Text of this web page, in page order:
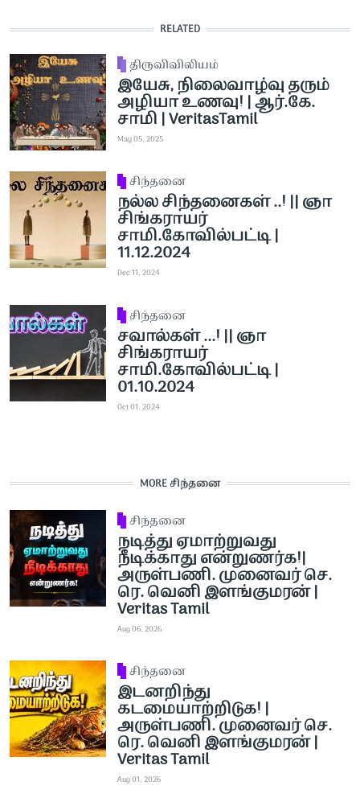
RELATED
திருவிவிலியம்
இயேசு, நிலைவாழ்வு தரும்
அழியா உணவு! | ஆர்.கே.
சாமி | VeritasTamil
May 05, 2025
சிந்தனை
நல்ல சிந்தனைகள் ..! || ஞா
சிங்கராயர்
சாமி.கோவில்பட்டி |
11.12.2024
Dec 11, 2024
சிந்தனை
சவால்கள் ...! || ஞா
சிங்கராயர்
சாமி.கோவில்பட்டி |
01.10.2024
Oct 01, 2024
MORE சிந்தனை
சிந்தனை
நடித்து ஏமாற்றுவது
நீடிக்காது என்றுணர்க!|
அருள்பணி. முனைவர் செ.
ரெ. வெனி இளங்குமரன் |
Veritas Tamil
Aug 06, 2026
சிந்தனை
இடனறிந்து
கடமையாற்றிடுக! |
அருள்பணி. முனைவர் செ.
ரெ. வெனி இளங்குமரன் |
Veritas Tamil
Aug 01, 2026